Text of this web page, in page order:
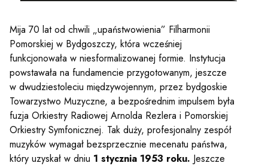
sal
YOUTUBE INSTAGRAM
Polityka prywatności
Mija 70 lat od chwili „upaństwowienia” Filharmonii
Pomorskiej w Bydgoszczy, która wcześniej
funkcjonowała w niesformalizowanej formie. Instytucja
powstawała na fundamencie przygotowanym, jeszcze
w dwudziestoleciu międzywojennym, przez bydgoskie
Towarzystwo Muzyczne, a bezpośrednim impulsem była
fuzja Orkiestry Radiowej Arnolda Rezlera i Pomorskiej
Orkiestry Symfonicznej. Tak duży, profesjonalny zespół
muzyków wymagał bezsprzecznie mecenatu państwa,
który uzyskał w dniu 1 stycznia 1953 roku. Jeszcze